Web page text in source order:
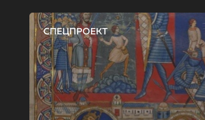
СПЕЦПРОЕКТ